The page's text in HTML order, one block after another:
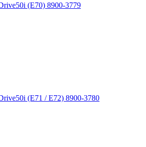
(E70) 8900-3779
(E71 / E72) 8900-3780